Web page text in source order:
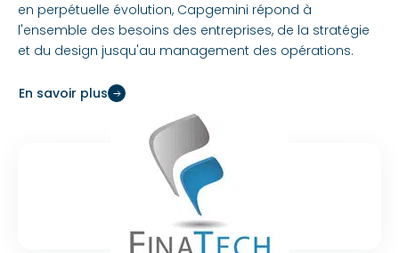
en perpétuelle évolution, Capgemini répond à
l'ensemble des besoins des entreprises, de la stratégie
et du design jusqu'au management des opérations.
En savoir plus